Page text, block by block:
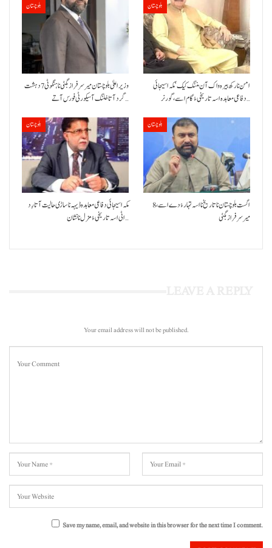
بلوچستان
وزیراعلیٰ بلوچستان میر سرفراز بگٹی نا ہنگو ٹی 7 دہشت
گرد آتا خلنگ آ سیکورٹی فورس آتے…
بلوچستان
امن نا رکھ بیرہ واک آن مننگ کیک‘ مکہ اسیجائی
دفاعی معاہدہ اسہ تاریخی ءُ گام اسے،گورنر…
بلوچستان
مکہ اسیجائی دفاعی معاہدہ ڈیہہ نا ساڑی حالیت آتا رِد
اٹی اسہ تاریخی ءُ مزل نا نشان…
بلوچستان
8 اگست بلوچستان نا تاریخ نا اسہ تہار ءُ دے اسے،
میرسرفراز بگٹی
Your email address will not be published.
Save my name, email, and website in this browser for the next time I comment.